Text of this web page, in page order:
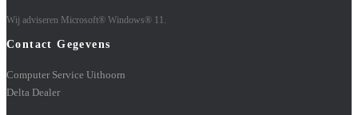
Wij adviseren Microsoft® Windows® 11.
Contact Gegevens
Computer Service Uithoorn
Delta Dealer